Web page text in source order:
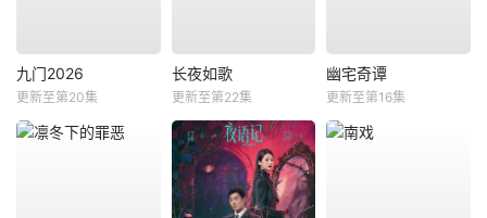
九门2026
更新至第20集
长夜如歌
更新至第22集
幽宅奇谭
更新至第16集